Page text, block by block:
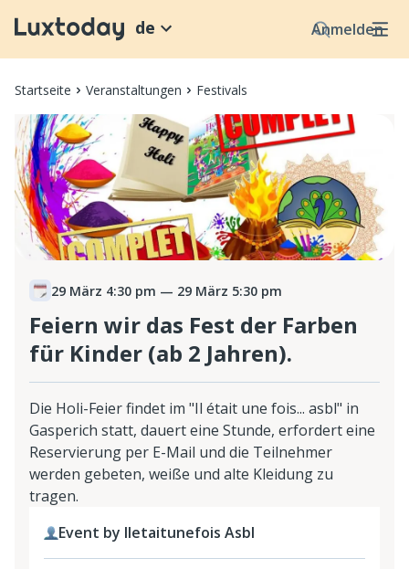
Anmelden
de
Startseite Veranstaltungen Festivals
29 März 4:30 pm — 29 März 5:30 pm
Feiern wir das Fest der Farben
für Kinder (ab 2 Jahren).
Die Holi-Feier findet im "Il était une fois... asbl" in
Gasperich statt, dauert eine Stunde, erfordert eine
Reservierung per E-Mail und die Teilnehmer
werden gebeten, weiße und alte Kleidung zu
tragen.
Event by Iletaitunefois Asbl